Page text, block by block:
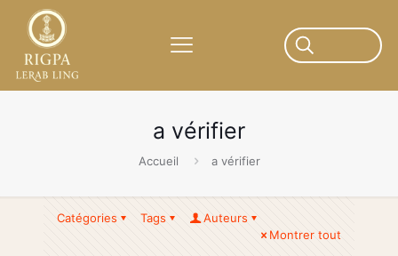
a vérifier
Accueil a vérifier
Catégories Tags
Auteurs
Montrer tout